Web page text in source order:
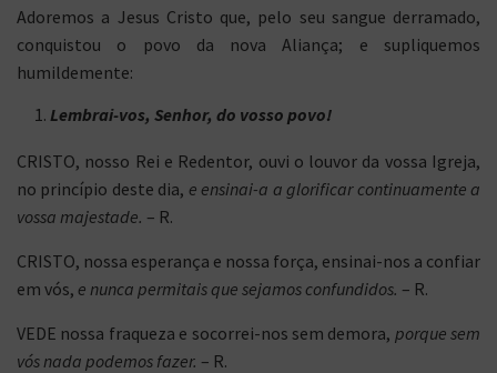
Adoremos a Jesus Cristo que, pelo seu sangue derramado,
conquistou o povo da nova Aliança; e supliquemos
humildemente:
Lembrai-vos, Senhor, do vosso povo!
CRISTO, nosso Rei e Redentor, ouvi o louvor da vossa Igreja,
no princípio deste dia, e ensinai-a a glorificar continuamente a
vossa majestade. – R.
CRISTO, nossa esperança e nossa força, ensinai-nos a confiar
em vós, e nunca permitais que sejamos confundidos. – R.
VEDE nossa fraqueza e socorrei-nos sem demora, porque sem
vós nada podemos fazer. – R.